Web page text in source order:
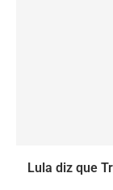
Lula diz que